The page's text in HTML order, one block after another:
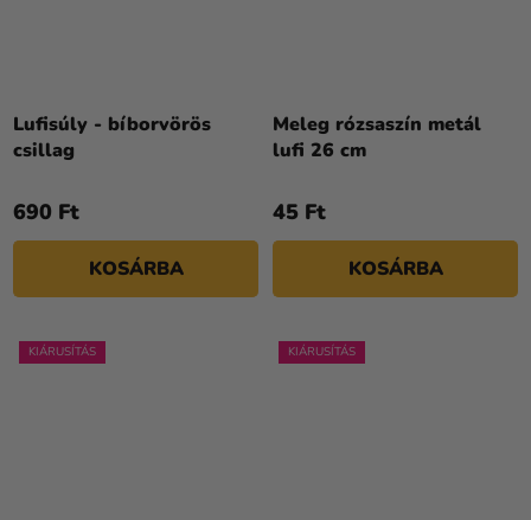
Lufisúly - bíborvörös
csillag
690 Ft
KOSÁRBA
Meleg rózsaszín metál
lufi 26 cm
átlagos
csillag.
45 Ft
KOSÁRBA
KIÁRUSÍTÁS KIÁRUSÍTÁS